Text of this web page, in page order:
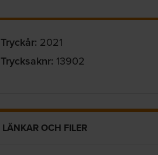
Tryckår: 2021
Trycksaknr: 13902
LÄNKAR OCH FILER